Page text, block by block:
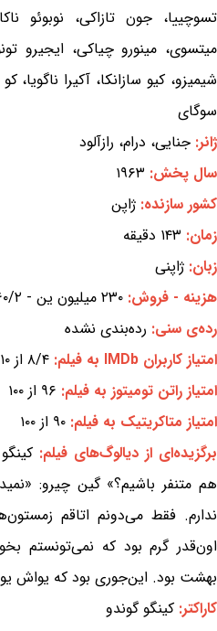
تسوچییا، جون تازاکی، نوبوئو
میتسوی، مینورو چیاکی، ایجیرو
شیمیزو، کیو سازانکا، آکیرا ناگویا،
سوگای
ژانر: جنایی، درام، رازآلود
سال پخش: ۱۹۶۳
کشور سازنده: ژاپن
زمان: ۱۴۳ دقیقه
زبان: ژاپنی
هزینه - فروش: ۲۳۰ میلیون ین - ۴۶۰/۲ میلیون ین
رده‌ی سنی: رده‌بندی نشده
امتیاز کاربران IMDb به فیلم:
۸/۴ از ۱۰
امتیاز راتن تومیتوز به فیلم: ۹۶ از ۱۰۰
امتیاز متاکریتیک به فیلم: ۹۰ از ۱۰۰
برگزیده‌ای از دیالوگ‌های فیلم:
هم متنفر باشیم؟» گین چیرو:
ندارم. فقط می‌دونم اتاقم
اون‌قدر گرم بود که نمی‌تونستم
بهشت بود. این‌جوری بود که یواش
کاراکتر: کینگو گوندو